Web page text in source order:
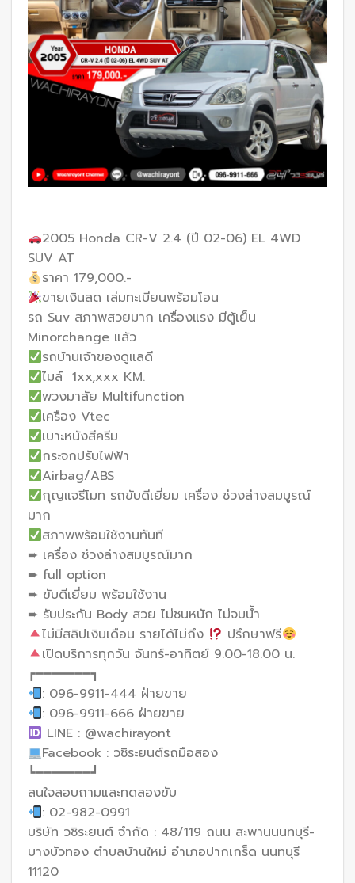
2005 Honda CR-V 2.4 (ปี 02-06) EL 4WD
SUV AT
ราคา 179,000.-
ขายเงินสด เล่มทะเบียนพร้อมโอน
รถ Suv สภาพสวยมาก เครื่องแรง มีตู้เย็น
Minorchange แล้ว
รถบ้านเจ้าของดูแลดี
ไมล์ 1xx,xxx KM.
พวงมาลัย Multifunction
เครือง Vtec
เบาะหนังสีครีม
กระจกปรับไฟฟ้า
Airbag/ABS
กุญแจรีโมท รถขับดีเยี่ยม เครื่อง ช่วงล่างสมบูรณ์
มาก
สภาพพร้อมใช้งานทันที
➨ เครื่อง ช่วงล่างสมบูรณ์มาก
➨ full option
➨ ขับดีเยี่ยม พร้อมใช้งาน
➨ รับประกัน Body สวย ไม่ชนหนัก ไม่จมน้ำ
ไม่มีสลิปเงินเดือน รายได้ไม่ถึง
ปรึกษาฟรี
เปิดบริการทุกวัน จันทร์-อาทิตย์ 9.00-18.00 น.
┏━━━━━━━┓
: 096-9911-444 ฝ่ายขาย
: 096-9911-666 ฝ่ายขาย
LINE : @wachirayont
Facebook : วชิระยนต์รถมือสอง
┗━━━━━━━┛
สนใจสอบถามและทดลองขับ
: 02-982-0991
บริษัท วชิระยนต์ จำกัด : 48/119 ถนน สะพานนนทบุรี-
บางบัวทอง ตำบลบ้านใหม่ อำเภอปากเกร็ด นนทบุรี
11120